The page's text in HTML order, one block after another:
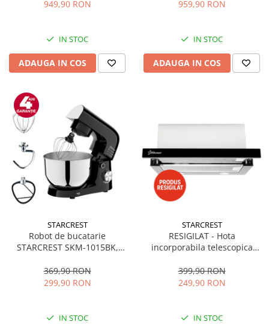
reversibile, H 143 cm, Argintiu
949,90 RON
IN STOC
ADAUGA IN COS
959,90 RON
IN STOC
ADAUGA IN COS
STARCREST
Robot de bucatarie
STARCREST SKM-1015BK,
Accesorii, 10 Viteze + Pulse,
Negru
369,90 RON
299,90 RON
IN STOC
STARCREST
RESIGILAT - Hota
incorporabila telescopica
Putere de absorbtie 550 m3/h,
1 Motor, 2 Trepte putere, 60
399,90 RON
249,90 RON
IN STOC